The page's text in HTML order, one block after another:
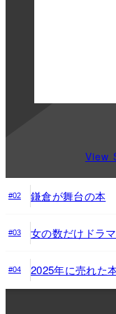
View
#02 鎌倉が舞台の本
#03 女の数だけドラ
#04 2025年に売れた